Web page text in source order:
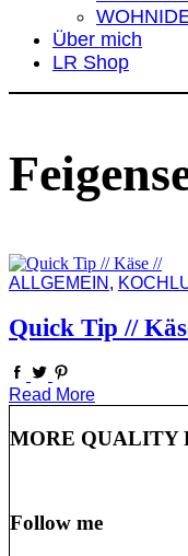
Über mich
LR Shop
ALLGEMEIN ,
Quick Tip //
Read More
MORE QUALITY
Follow me